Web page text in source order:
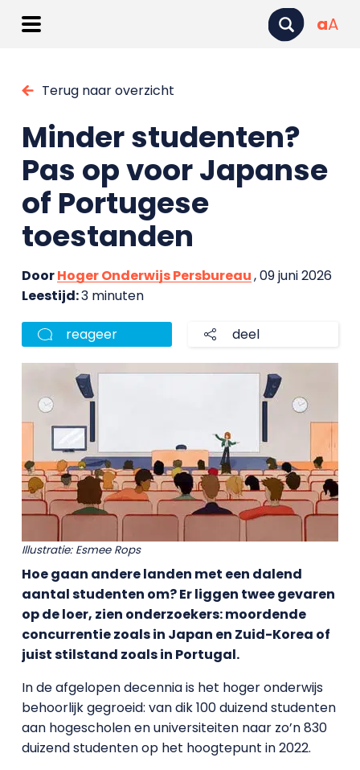
aA
Terug naar overzicht
Minder studenten?
Pas op voor Japanse
of Portugese
toestanden
DoorHoger Onderwijs Persbureau, 09 juni 2026
Leestijd:3 minuten
reageer deel
Illustratie: Esmee Rops
Hoe gaan andere landen met een dalend
aantal studenten om? Er liggen twee gevaren
op de loer, zien onderzoekers: moordende
concurrentie zoals in Japan en Zuid-Korea of
juist stilstand zoals in Portugal.
In de afgelopen decennia is het hoger onderwijs
behoorlijk gegroeid: van dik 100 duizend studenten
aan hogescholen en universiteiten naar zo’n 830
duizend studenten op het hoogtepunt in 2022.